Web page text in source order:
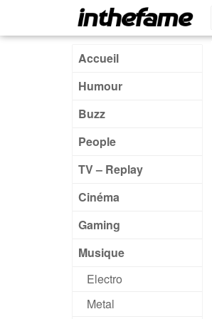
Accueil
Humour
Buzz
People
TV – Replay
Cinéma
Gaming
Musique
Electro
Metal